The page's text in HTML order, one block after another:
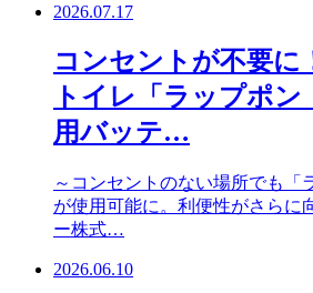
2026.07.17
コンセントが不要に
トイレ「ラップポ
用バッテ…
～コンセントのない場所でも「
が使用可能に。利便性がさらに
ー株式…
2026.06.10